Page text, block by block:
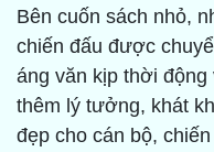
Bên cuốn sách nhỏ,
chiến đấu được
áng văn kịp thời
thêm lý tưởng, khát
đẹp cho cán bộ,